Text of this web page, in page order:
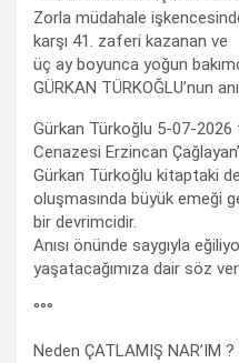
Zorla müdahale
karşı 41. zaferi kazanan ve
üç ay boyunca yoğun
GÜRKAN TÜRKOĞLU’nun
Gürkan Türkoğlu 5-07-
Cenazesi Erzincan
Gürkan Türkoğlu kitaptaki
oluşmasında büyük emeği
bir devrimcidir.
Anısı önünde saygıyla
yaşatacağımıza dair söz
°°°
Neden ÇATLAMIŞ NAR’IM ?